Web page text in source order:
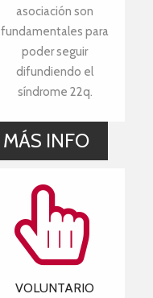
asociación son
fundamentales para
poder seguir
difundiendo el
síndrome 22q.
MÁS INFO
VOLUNTARIO